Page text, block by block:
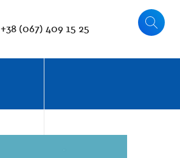
+38 (067) 409 15 25